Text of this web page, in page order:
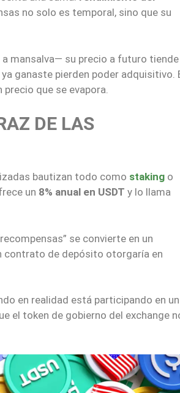
no solo es temporal, sino que su
mansalva— su precio a futuro tiende
ganaste pierden poder adquisitivo.
que se evapora.
DE LAS
bautizan todo como staking o
un 8% anual en USDT y lo llama
se convierte en un
contrato de depósito otorgaría en
en realidad está participando en un
el token de gobierno del exchange